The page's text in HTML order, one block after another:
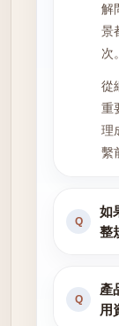
解
景
次。
從
重
理
繫
Q
如
整
Q
產
用